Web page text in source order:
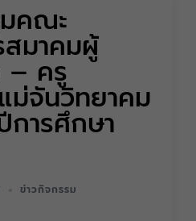
คณะ
สมาคมผู้
– ครู
ม่จันวิทยาคม
การศึกษา
ข่าวกิจกรรม